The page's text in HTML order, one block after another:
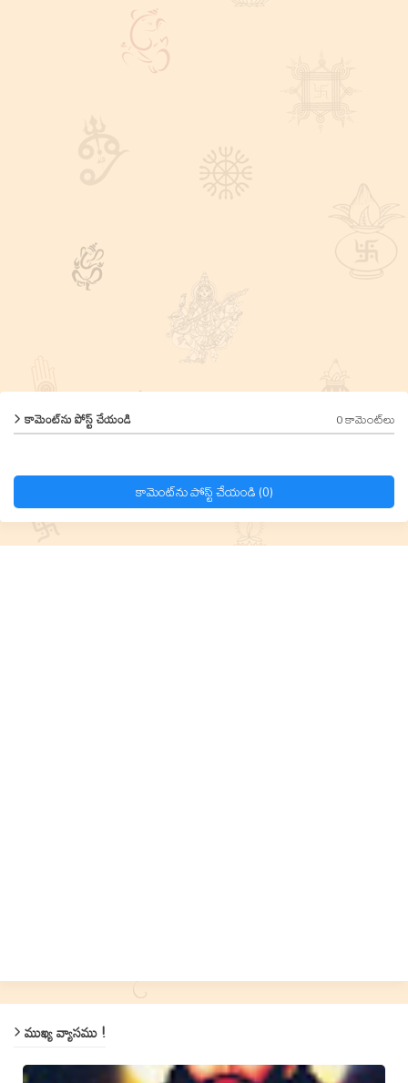
కామెంట్‌ను పోస్ట్ చేయండి 0 కామెంట్‌లు
కామెంట్‌ను పోస్ట్ చేయండి (0)
ముఖ్య వ్యాసము !